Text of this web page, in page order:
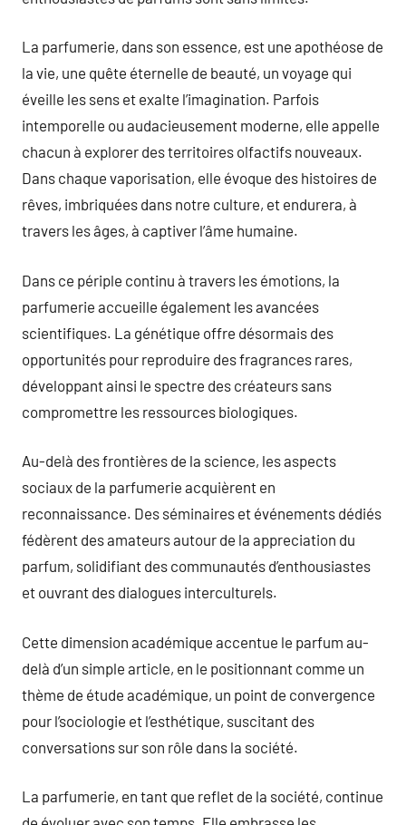
La parfumerie, dans son essence, est une apothéose de
la vie, une quête éternelle de beauté, un voyage qui
éveille les sens et exalte l’imagination. Parfois
intemporelle ou audacieusement moderne, elle appelle
chacun à explorer des territoires olfactifs nouveaux.
Dans chaque vaporisation, elle évoque des histoires de
rêves, imbriquées dans notre culture, et endurera, à
travers les âges, à captiver l’âme humaine.
Dans ce périple continu à travers les émotions, la
parfumerie accueille également les avancées
scientifiques. La génétique offre désormais des
opportunités pour reproduire des fragrances rares,
développant ainsi le spectre des créateurs sans
compromettre les ressources biologiques.
Au-delà des frontières de la science, les aspects
sociaux de la parfumerie acquièrent en
reconnaissance. Des séminaires et événements dédiés
fédèrent des amateurs autour de la appreciation du
parfum, solidifiant des communautés d’enthousiastes
et ouvrant des dialogues interculturels.
Cette dimension académique accentue le parfum au-
delà d’un simple article, en le positionnant comme un
thème de étude académique, un point de convergence
pour l’sociologie et l’esthétique, suscitant des
conversations sur son rôle dans la société.
La parfumerie, en tant que reflet de la société, continue